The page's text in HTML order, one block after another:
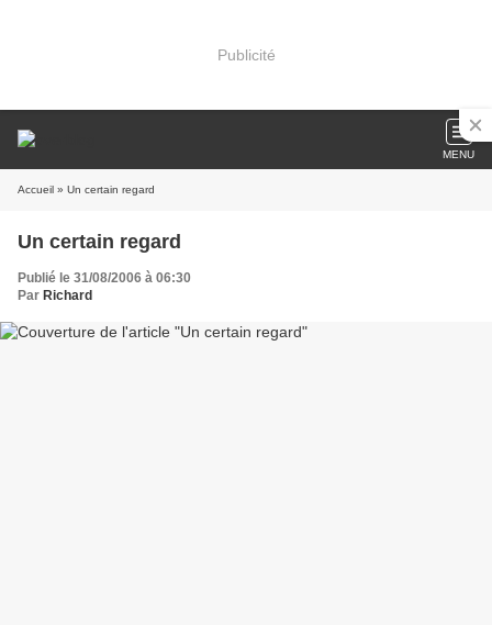
Publicité
MENU
Accueil » Un certain regard
Un certain regard
Publié le 31/08/2006 à 06:30
Par Richard